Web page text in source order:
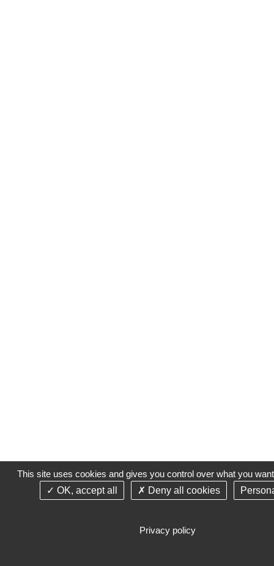
This site uses cookies and gives you control over what you
OK, accept all
Deny all cookies
Privacy policy